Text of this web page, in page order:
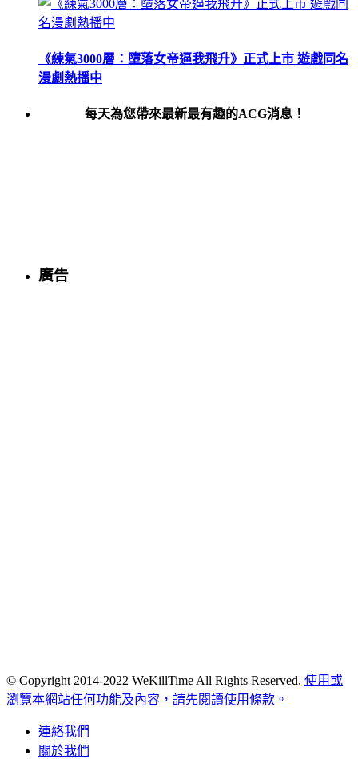
《練氣3000層：墮落女帝逼我飛升》正式上市 遊戲同名
漫劇熱播中
每天為您帶來最新最有趣的ACG消息！
廣告
© Copyright 2014-2022 WeKillTime All Rights Reserved. 使用或
瀏覽本網站任何功能及內容，請先閱讀使用條款。
連絡我們
關於我們